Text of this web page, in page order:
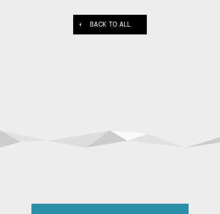
BACK TO ALL